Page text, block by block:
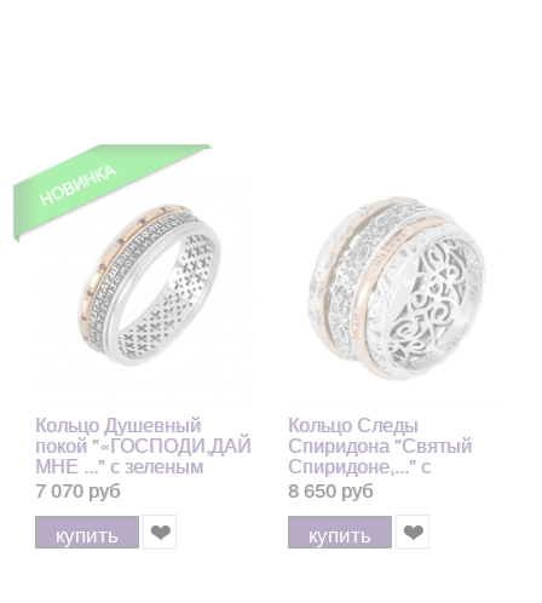
Кольцо Душевный
покой "«ГОСПОДИ,ДАЙ
МНЕ ..." с зеленым
агатом из серебра 925
пробы с позолотой 585,
8 мм
7 070 руб
купить
Кольцо Следы
Спиридона "Святый
Спиридоне,..." с
фианитами из серебра
925 пробы с позолотой
585
8 650 руб
купить